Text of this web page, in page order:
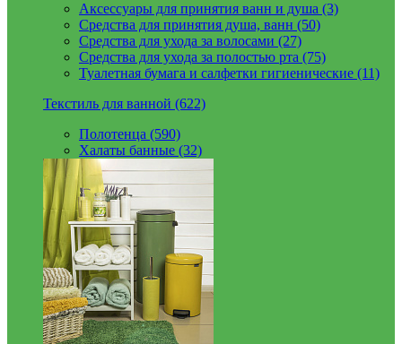
Аксессуары для принятия ванн и душа (3)
Средства для принятия душа, ванн (50)
Средства для ухода за волосами (27)
Средства для ухода за полостью рта (75)
Туалетная бумага и салфетки гигиенические (11)
Текстиль для ванной (622)
Полотенца (590)
Халаты банные (32)